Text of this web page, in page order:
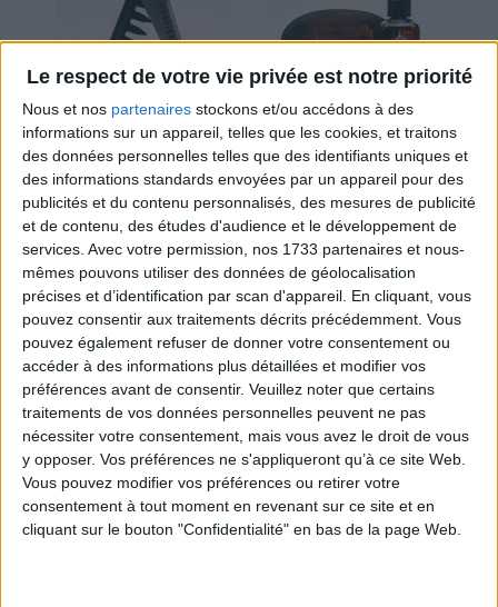
Le respect de votre vie privée est notre priorité
Nous et nos partenaires stockons et/ou accédons à des
informations sur un appareil, telles que les cookies, et traitons
des données personnelles telles que des identifiants uniques et
des informations standards envoyées par un appareil pour des
publicités et du contenu personnalisés, des mesures de publicité
et de contenu, des études d'audience et le développement de
services. Avec votre permission, nos 1733 partenaires et nous-
mêmes pouvons utiliser des données de géolocalisation
précises et d’identification par scan d'appareil. En cliquant, vous
pouvez consentir aux traitements décrits précédemment. Vous
pouvez également refuser de donner votre consentement ou
accéder à des informations plus détaillées et modifier vos
préférences avant de consentir. Veuillez noter que certains
traitements de vos données personnelles peuvent ne pas
nécessiter votre consentement, mais vous avez le droit de vous
y opposer. Vos préférences ne s'appliqueront qu’à ce site Web.
Vous pouvez modifier vos préférences ou retirer votre
consentement à tout moment en revenant sur ce site et en
cliquant sur le bouton "Confidentialité" en bas de la page Web.
Peigne Décapsuleur
12,00 €
L
e duo Huile The one -...
43,00 €38,00 €
G
el de rasage à l'huile de...
30,00 €
Shampoing Cheveux & Barbe...
28,00 €
-11,00 €